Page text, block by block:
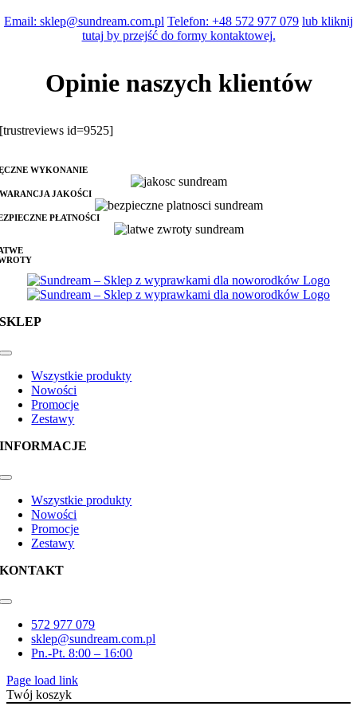
Email: sklep@sundream.com.pl Telefon: +48 572 977 079 lub kliknij
tutaj by przejść do formy kontaktowej.
Opinie naszych klientów
[trustreviews id=9525]
WYKONANIE
JAKOŚCI
PŁATNOŚCI
SKLEP
Toggle
NavigationWszystkie produkty
Nowości
Promocje
Zestawy
INFORMACJE
Toggle
NavigationWszystkie produkty
Nowości
Promocje
Zestawy
KONTAKT
Toggle
Navigation572 977 079
sklep@sundream.com.pl
Pn.-Pt. 8:00 – 16:00
Page load link
Twój koszyk